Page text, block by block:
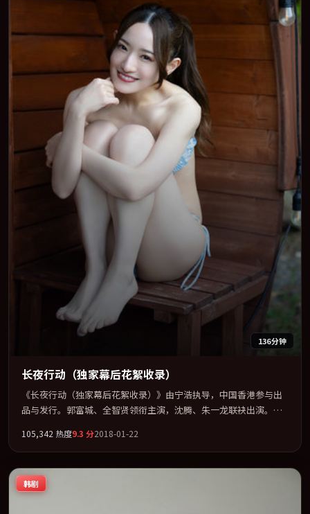
136分钟
长夜行动（独家幕后花絮收录）
《长夜行动（独家幕后花絮收录）》由宁浩执导，中国香港参与出
品与发行。郭富城、全智贤领衔主演，沈腾、朱一龙联袂出演。以
架，在叙事、表演与视听上力求统一。定于 2018-04-07 在内地院线
及主流平台同步亮相，2018 年度话题片中口碑稳健，适合喜欢强情
节与人物弧光的观众完整观看。
105,342 热度9.3 分2018-01-22
韩剧